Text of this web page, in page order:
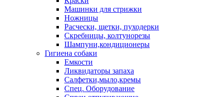
Машинки для стрижки
Ножницы
Расчески, щетки, пуходерки
Скребницы, колтунорезы
Шампуни,кондиционеры
Гигиена собаки
Емкости
Ликвидаторы запаха
Салфетки,мыло,кремы
Спец. Оборудование